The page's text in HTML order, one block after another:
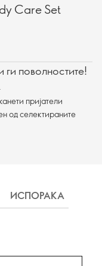
Care Set
поволностите!
пријатели
од селектираните
ИСПОРАКА